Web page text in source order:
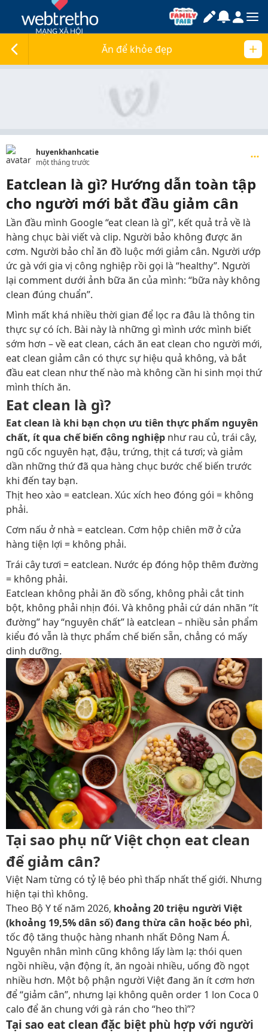
Ăn để khỏe đẹp
huyenkhanhcatie
một tháng trước
Eatclean là gì? Hướng dẫn toàn tập
cho người mới bắt đầu giảm cân
Lần đầu mình Google “eat clean là gì”, kết quả trả về là
hàng chục bài viết và clip. Người bảo không được ăn
cơm. Người bảo chỉ ăn đồ luộc mới giảm cân. Người ướp
ức gà với gia vị công nghiệp rồi gọi là “healthy”. Người
lại comment dưới ảnh bữa ăn của mình: “bữa này không
clean đúng chuẩn”.
Mình mất khá nhiều thời gian để lọc ra đâu là thông tin
thực sự có ích. Bài này là những gì mình ước mình biết
sớm hơn – về eat clean, cách ăn eat clean cho người mới,
eat clean giảm cân có thực sự hiệu quả không, và bắt
đầu eat clean như thế nào mà không cần hi sinh mọi thứ
mình thích ăn.
Eat clean là gì?
Eat clean là khi bạn chọn ưu tiên thực phẩm nguyên
chất, ít qua chế biến công nghiệp như rau củ, trái cây,
ngũ cốc nguyên hạt, đậu, trứng, thịt cá tươi; và giảm
dần những thứ đã qua hàng chục bước chế biến trước
khi đến tay bạn.
Thịt heo xào = eatclean. Xúc xích heo đóng gói = không
phải.
Cơm nấu ở nhà = eatclean. Cơm hộp chiên mỡ ở cửa
hàng tiện lợi = không phải.
Trái cây tươi = eatclean. Nước ép đóng hộp thêm đường
= không phải.
Eatclean không phải ăn đồ sống, không phải cắt tinh
bột, không phải nhịn đói. Và không phải cứ dán nhãn “ít
đường” hay “nguyên chất” là eatclean – nhiều sản phẩm
kiểu đó vẫn là thực phẩm chế biến sẵn, chẳng có mấy
dinh dưỡng.
Tại sao phụ nữ Việt chọn eat clean
để giảm cân?
Việt Nam từng có tỷ lệ béo phì thấp nhất thế giới. Nhưng
hiện tại thì không.
Theo Bộ Y tế năm 2026, khoảng 20 triệu người Việt
(khoảng 19,5% dân số) đang thừa cân hoặc béo phì,
tốc độ tăng thuộc hàng nhanh nhất Đông Nam Á.
Nguyên nhân mình cũng không lấy làm lạ: thói quen
ngồi nhiều, vận động ít, ăn ngoài nhiều, uống đồ ngọt
nhiều hơn. Một bộ phận người Việt đang ăn ít cơm hơn
để “giảm cân”, nhưng lại không quên order 1 lon Coca 0
calo để ăn chung với gà rán cho “heo thì”?
Tại sao eat clean đặc biệt phù hợp với người